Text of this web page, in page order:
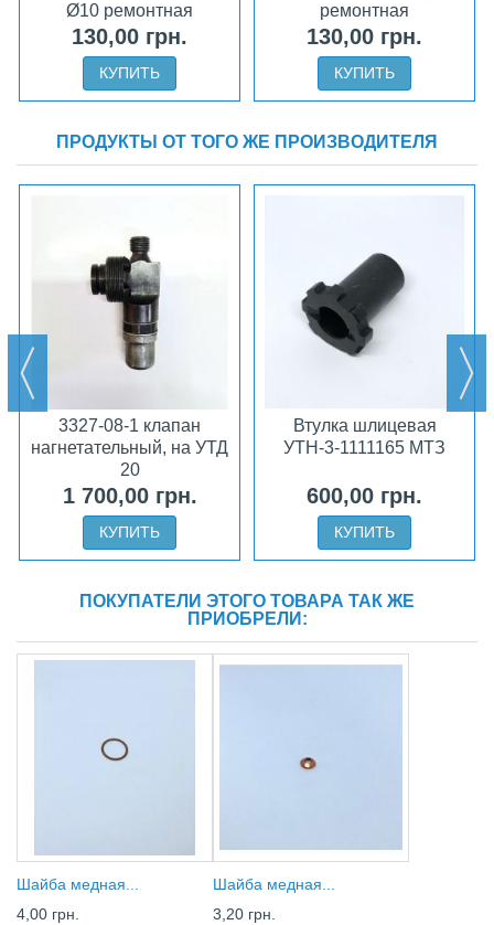
Ø10 ремонтная
130,00 грн.
КУПИТЬ
ремонтная
130,00 грн.
КУПИТЬ
ПРОДУКТЫ ОТ ТОГО ЖЕ ПРОИЗВОДИТЕЛЯ
3327-08-1 клапан
нагнетательный, на УТД
20
1 700,00 грн.
КУПИТЬ
Втулка шлицевая
УТН-3-1111165 МТЗ
600,00 грн.
КУПИТЬ
ПОКУПАТЕЛИ ЭТОГО ТОВАРА ТАК ЖЕ
ПРИОБРЕЛИ:
Шайба медная...
4,00 грн.
Шайба медная...
3,20 грн.